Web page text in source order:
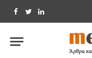
Facebook
TwitterLinkedIn